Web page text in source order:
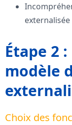
externalisée
Étape 2
modèle
Choix des